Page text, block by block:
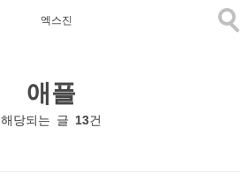
엑스진
애플
해당되는 글 13건